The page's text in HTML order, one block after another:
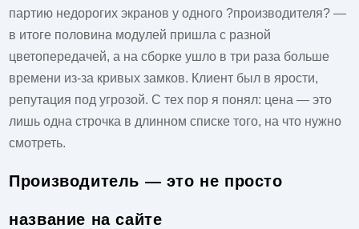
партию недорогих экранов у одного ?производителя? —
в итоге половина модулей пришла с разной
цветопередачей, а на сборке ушло в три раза больше
времени из-за кривых замков. Клиент был в ярости,
репутация под угрозой. С тех пор я понял: цена — это
лишь одна строчка в длинном списке того, на что нужно
смотреть.
Производитель — это не просто
название на сайте